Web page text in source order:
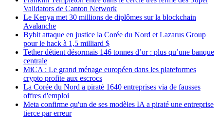
Validators de Canton Network
Le Kenya met 30 millions de diplômes sur la blockchain
Avalanche
Bybit attaque en justice la Corée du Nord et Lazarus Group
pour le hack à 1,5 milliard $
Tether détient désormais 146 tonnes d’or : plus qu’une banque
centrale
MiCA : Le grand ménage européen dans les plateformes
crypto profite aux escrocs
La Corée du Nord a piraté 1640 entreprises via de fausses
offres d'emploi
Meta confirme qu'un de ses modèles IA a piraté une entreprise
tierce par erreur